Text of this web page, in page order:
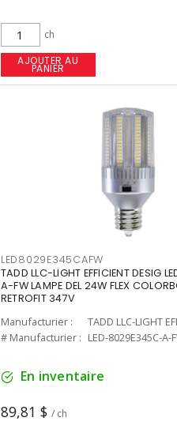
ch
AJOUTER AU
PANIER
LED8029E345CAFW
TADD LLC-LIGHT EFFICIENT DESIG
A-FW LAMPE DEL 24W FLEX
RETROFIT 347V
Manufacturier :
TADD LLC-LIGHT
# Manufacturier : LED-8029E345C-A-
En inventaire
89,81 $ / ch